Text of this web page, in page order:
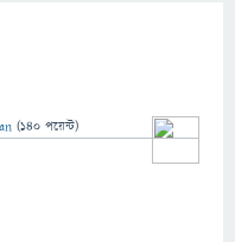
(140 পয়েন্ট)